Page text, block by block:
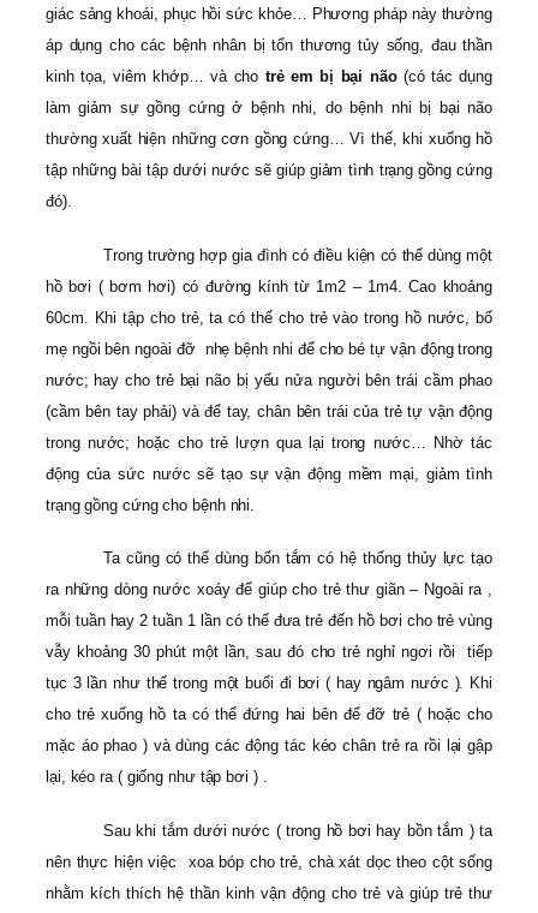
giác sảng khoái, phục hồi sức khỏe… Phương pháp này thường
áp dụng cho các bệnh nhân bị tổn thương tủy sống, đau thần
kinh tọa, viêm khớp… và cho trẻ em bị bại não(có tác dụng
làm giảm sự gồng cứng ở bệnh nhi, do bệnh nhi bị bại não
thường xuất hiện những cơn gồng cứng… Vì thế, khi xuống hồ
tập những bài tập dưới nước sẽ giúp giảm tình trạng gồng cứng
đó).
Trong trường hợp gia đình có điều kiện có thể dùng một
hồ bơi ( bơm hơi) có đường kính từ 1m2 – 1m4. Cao khoảng
60cm. Khi tập cho trẻ, ta có thể cho trẻ vào trong hồ nước, bố
mẹ ngồi bên ngoài đỡ nhẹ bệnh nhi để cho bé tự vận động trong
nước; hay cho trẻ bại não bị yếu nửa người bên trái cầm phao
(cầm bên tay phải) và để tay, chân bên trái của trẻ tự vận động
trong nước; hoặc cho trẻ lượn qua lại trong nước… Nhờ tác
động của sức nước sẽ tạo sự vận động mềm mại, giảm tình
trạng gồng cứng cho bệnh nhi.
Ta cũng có thể dùng bốn tắm có hệ thống thủy lực tạo
ra những dòng nước xoáy để giúp cho trẻ thư giãn – Ngoài ra ,
mỗi tuần hay 2 tuần 1 lần có thể đưa trẻ đến hồ bơi cho trẻ vùng
vẫy khoảng 30 phút một lần, sau đó cho trẻ nghỉ ngơi rồi tiếp
tục 3 lần như thế trong một buổi đi bơi ( hay ngâm nước ). Khi
cho trẻ xuống hồ ta có thể đứng hai bên để đỡ trẻ ( hoặc cho
mặc áo phao ) và dùng các động tác kéo chân trẻ ra rồi lại gập
lại, kéo ra ( giống như tập bơi ) .
Sau khi tắm dưới nước ( trong hồ bơi hay bồn tắm ) ta
nên thực hiện việc xoa bóp cho trẻ, chà xát dọc theo cột sống
nhằm kích thích hệ thần kinh vận động cho trẻ và giúp trẻ thư